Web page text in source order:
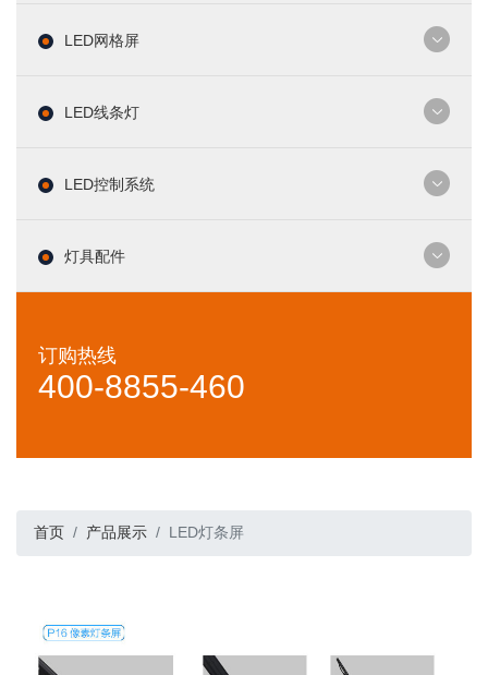
LED网格屏
LED线条灯
LED控制系统
灯具配件
订购热线
400-8855-460
首页 产品展示 LED灯条屏